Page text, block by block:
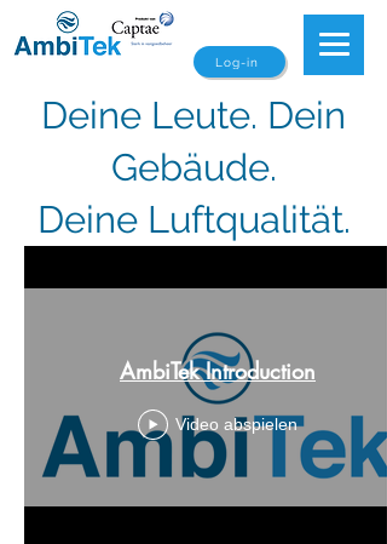
Log-in
Deine Leute. Dein
Gebäude.
Deine Luftqualität.
AmbiTek Introduction
Video abspielen